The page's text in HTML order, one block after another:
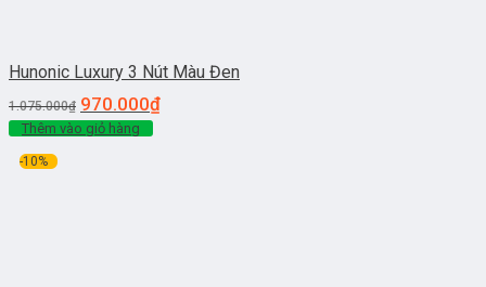
Hunonic Luxury 3 Nút Màu Đen
1.075.000₫ 970.000₫
Thêm vào giỏ hàng
-10%